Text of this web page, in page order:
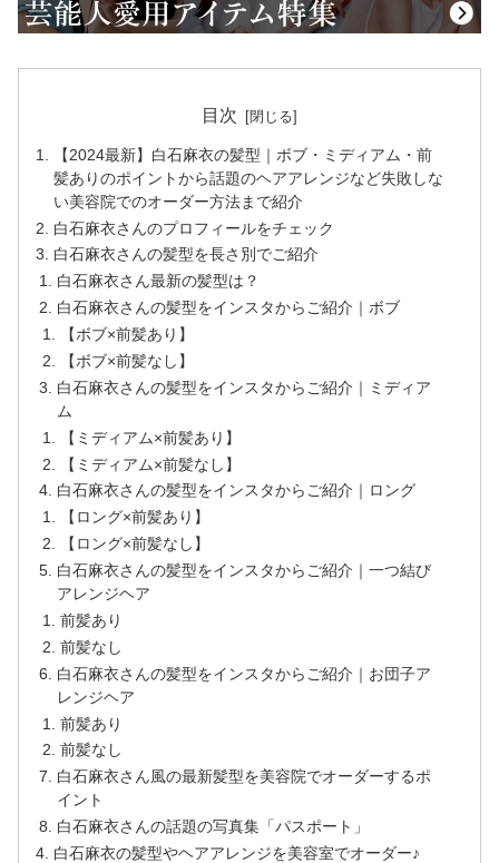
目次
【2024最新】白石麻衣の髪型｜ボブ・ミディアム・前
髪ありのポイントから話題のヘアアレンジなど失敗しな
い美容院でのオーダー方法まで紹介
白石麻衣さんのプロフィールをチェック
白石麻衣さんの髪型を長さ別でご紹介
白石麻衣さん最新の髪型は？
白石麻衣さんの髪型をインスタからご紹介｜ボブ
【ボブ×前髪あり】
【ボブ×前髪なし】
白石麻衣さんの髪型をインスタからご紹介｜ミディア
ム
【ミディアム×前髪あり】
【ミディアム×前髪なし】
白石麻衣さんの髪型をインスタからご紹介｜ロング
【ロング×前髪あり】
【ロング×前髪なし】
白石麻衣さんの髪型をインスタからご紹介｜一つ結び
アレンジヘア
前髪あり
前髪なし
白石麻衣さんの髪型をインスタからご紹介｜お団子ア
レンジヘア
前髪あり
前髪なし
白石麻衣さん風の最新髪型を美容院でオーダーするポ
イント
白石麻衣さんの話題の写真集「パスポート」
白石麻衣の髪型やヘアアレンジを美容室でオーダー♪